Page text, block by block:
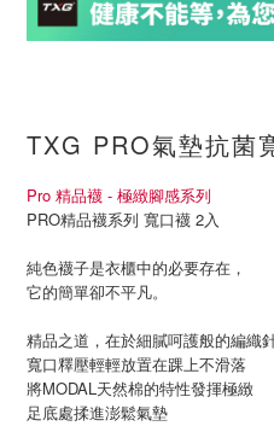
TXG PRO氣墊抗菌
Pro 精品襪 - 極緻腳感系列
PRO精品襪系列 寬口襪 2入
純色襪子是衣櫃中的必要存在，
它的簡單卻不平凡。
精品之道，在於細膩呵護般的編織
寬口釋壓輕輕放置在踝上不滑落
將MODAL天然棉的特性發揮極緻
足底處揉進澎鬆氣墊